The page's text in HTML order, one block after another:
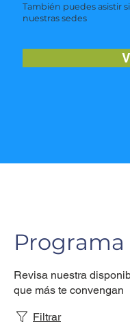
También puedes asistir
nuestras sedes
Revisa nuestra
que más te convengan
Filtrar